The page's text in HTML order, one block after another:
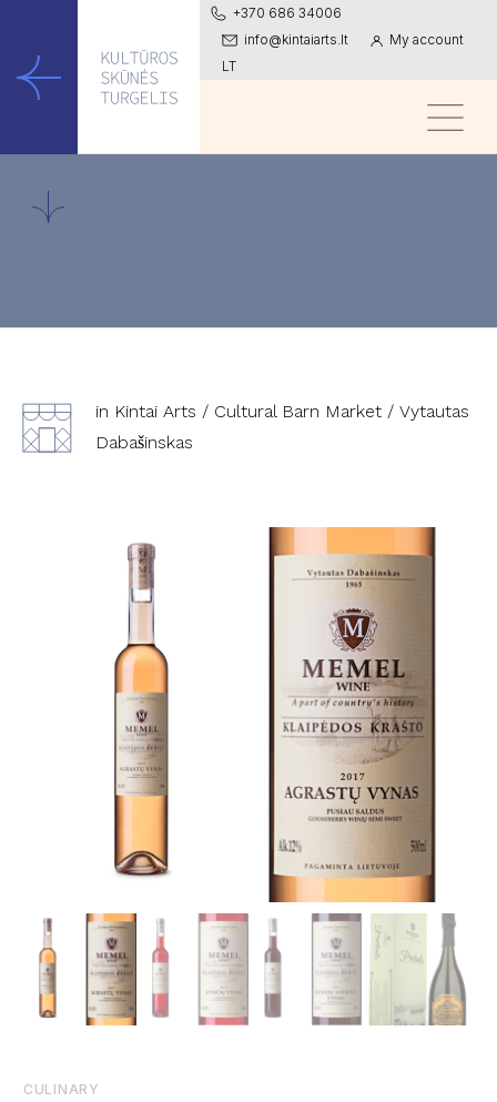
+370 686 34006
info@kintaiarts.lt
My account
LT
in Kintai Arts / Cultural Barn Market / Vytautas
Dabašinskas
CULINARY